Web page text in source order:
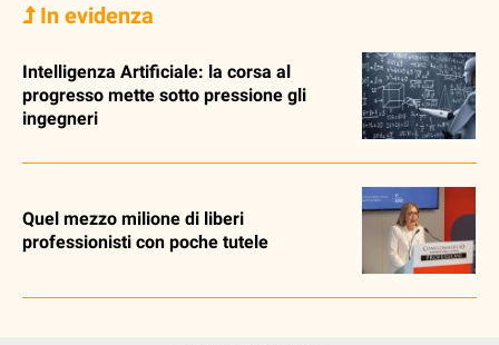
In evidenza
Intelligenza Artificiale: la corsa al
progresso mette sotto pressione gli
ingegneri
Quel mezzo milione di liberi
professionisti con poche tutele